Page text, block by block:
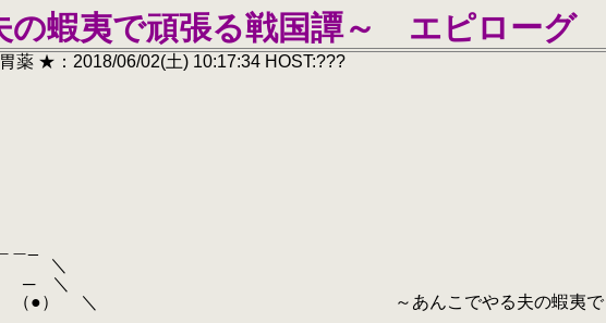
の蝦夷で頑張る戦国譚～ エピローグ
薬 ★：2018/06/02(土) 10:17:34 HOST:???
＼ ～あんこでやる夫の蝦夷で